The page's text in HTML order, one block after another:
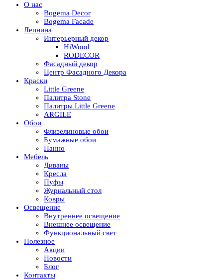
О нас
Bogema Decor
Bogema Facade
Лепнина
Интерьерный декор
HiWood
RODECOR
Фасадный декор
Центр Фасадного Декора
Краски
Little Greene
Палитра Stone
Палитры Little Greene
ARGILE
Обои
Флизелиновые обои
Бумажные обои
Панно
Мебель
Диваны
Кресла
Пуфы
Журнальный стол
Ковры
Освещение
Внутреннее освещение
Внешнее освещение
Функциональный свет
Полезное
Акции
Новости
Блог
Контакты